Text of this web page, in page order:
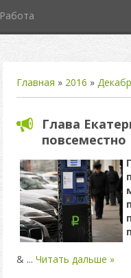
Работа
Главная » 2016 »
Глава
повсеместно
& ... Читать дальше »